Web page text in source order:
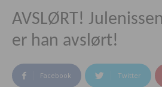
AVSLØRT!
er han avslørt!
Facebook Twitter